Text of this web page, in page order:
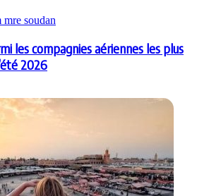
les compagnies aériennes les plus
2026